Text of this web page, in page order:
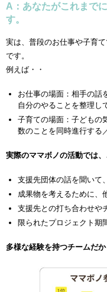
A：あなたがこれまで
す。
実は、普段のお仕事や子育
です。
例えば・・
お仕事の場面：相手の話
自分のやることを整理し
子育ての場面：子どもの
数のことを同時進行する
実際のママボノの活動では
支援先団体の話を聞いて
成果物を考えるために、
支援先との打ち合わせや
限られたプロジェクト期
多様な経験を持つチームだ